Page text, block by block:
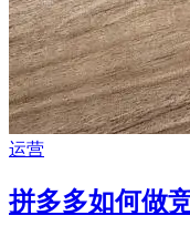
运营
拼多多如何做